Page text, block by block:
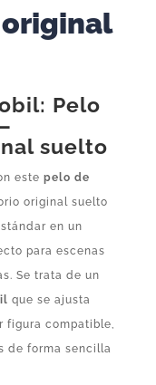
Pelo
suelto
este pelo de
original suelto
en un
para escenas
Se trata de un
que se ajusta
figura compatible,
de forma sencilla